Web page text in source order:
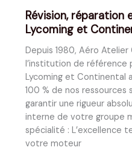
soudain
du
Révision,
Lycoming et
Depuis 1980, Aéro Atelier
l’institution de référence
Lycoming et Continental
100 % de nos
garantir une rigueur
interne de votre groupe
spécialité : L’excellence
votre moteur